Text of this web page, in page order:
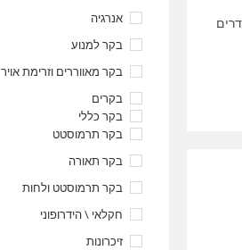
יחסית למשדרים
אנרגיה
בקר למנוע
בקר מאווררים וזרימת אויר
בקרים
בקר כללי
בקר תרמוסטט
בקר תאורה
בקר תרמוסטט ולחות
חקלאי \ הידרופוני
זיכרונות